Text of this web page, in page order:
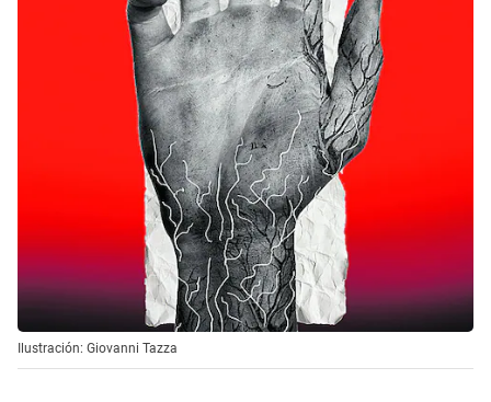
Ilustración: Giovanni Tazza